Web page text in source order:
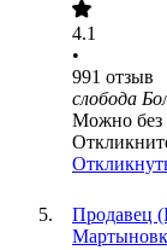
4.1
•
991 отзыв
слобода
Можно без
Продавец